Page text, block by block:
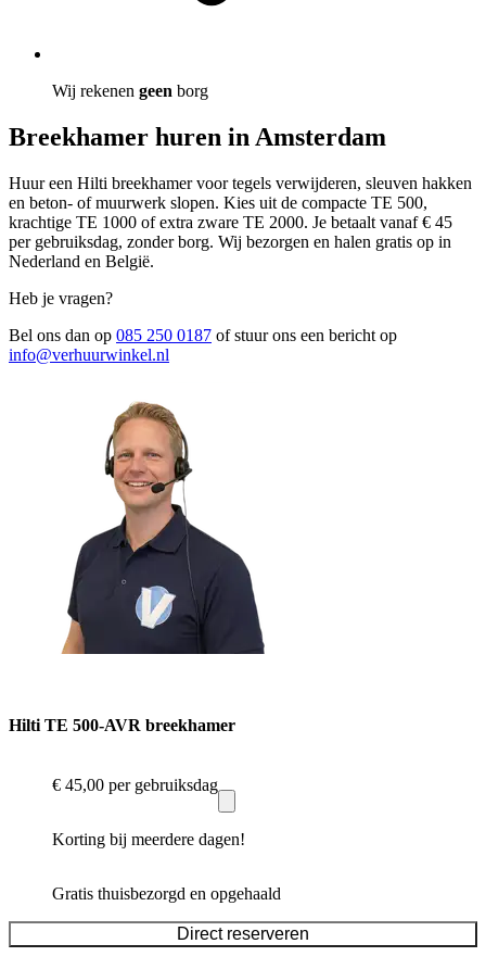
Wij rekenen geen borg
Breekhamer huren in Amsterdam
Huur een Hilti breekhamer voor tegels verwijderen, sleuven hakken
en beton- of muurwerk slopen. Kies uit de compacte TE 500,
krachtige TE 1000 of extra zware TE 2000. Je betaalt vanaf € 45
per gebruiksdag, zonder borg. Wij bezorgen en halen gratis op in
Nederland en België.
Heb je vragen?
Bel ons dan op 085 250 0187 of stuur ons een bericht op
info@verhuurwinkel.nl
Hilti TE 500-AVR breekhamer
€ 45,00 per gebruiksdag
Korting bij meerdere dagen!
Gratis thuisbezorgd en opgehaald
Direct reserveren